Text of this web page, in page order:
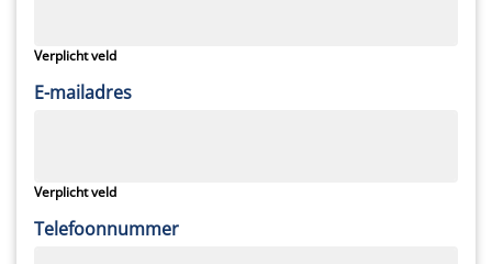
Verplicht veld
E-mailadres
Verplicht veld
Telefoonnummer